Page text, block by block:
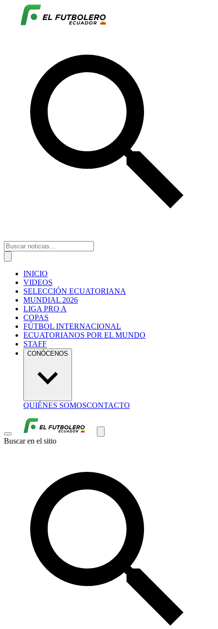
INICIO
VIDEOS
SELECCIÓN ECUATORIANA
MUNDIAL 2026
LIGA PRO A
COPAS
FÚTBOL INTERNACIONAL
ECUATORIANOS POR EL MUNDO
STAFF
CONÓCENOS
QUIÉNES SOMOSCONTACTO
Buscar en el sitio